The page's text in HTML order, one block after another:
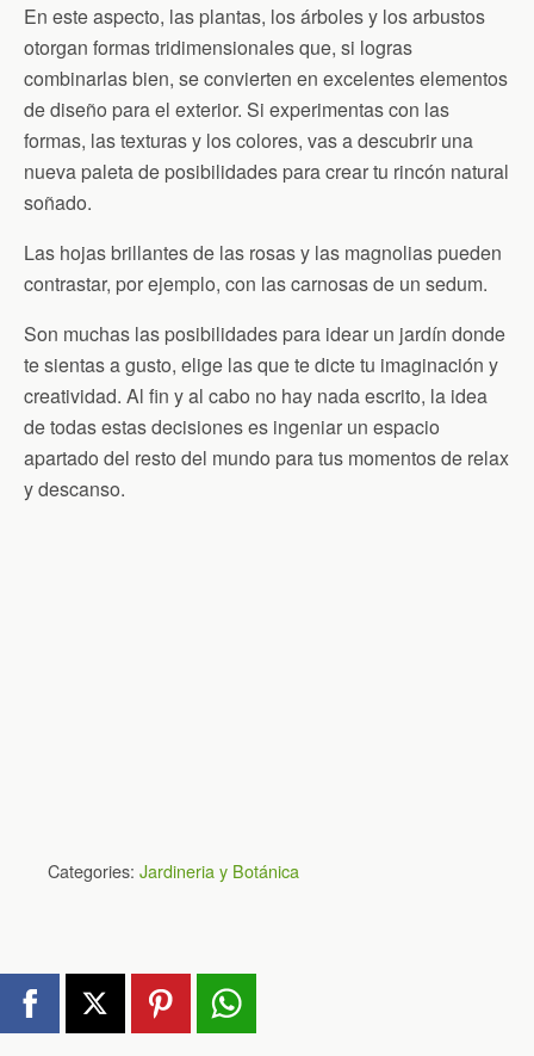
En este aspecto, las plantas, los árboles y los arbustos
otorgan formas tridimensionales que, si logras
combinarlas bien, se convierten en excelentes elementos
de diseño para el exterior. Si experimentas con las
formas, las texturas y los colores, vas a descubrir una
nueva paleta de posibilidades para crear tu rincón natural
soñado.
Las hojas brillantes de las rosas y las magnolias pueden
contrastar, por ejemplo, con las carnosas de un sedum.
Son muchas las posibilidades para idear un jardín donde
te sientas a gusto, elige las que te dicte tu imaginación y
creatividad. Al fin y al cabo no hay nada escrito, la idea
de todas estas decisiones es ingeniar un espacio
apartado del resto del mundo para tus momentos de relax
y descanso.
Categories: Jardineria y Botánica